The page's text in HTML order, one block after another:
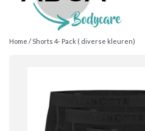
Home /Shorts 4- Pack ( diverse kleuren)